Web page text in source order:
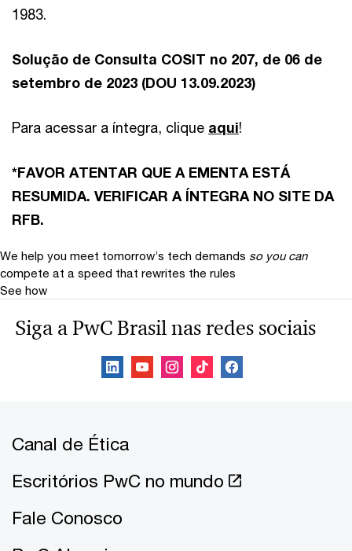
1983.
Solução de Consulta COSIT no 207, de 06 de
setembro de 2023 (DOU 13.09.2023)
Para acessar a íntegra, clique aqui!
*FAVOR ATENTAR QUE A EMENTA ESTÁ
RESUMIDA. VERIFICAR A ÍNTEGRA NO SITE DA
RFB.
We help you meet tomorrow’s tech demands so you can
compete at a speed that rewrites the rules
See how
Siga a PwC Brasil nas redes sociais
Canal de Ética
Escritórios PwC no mundo
Fale Conosco